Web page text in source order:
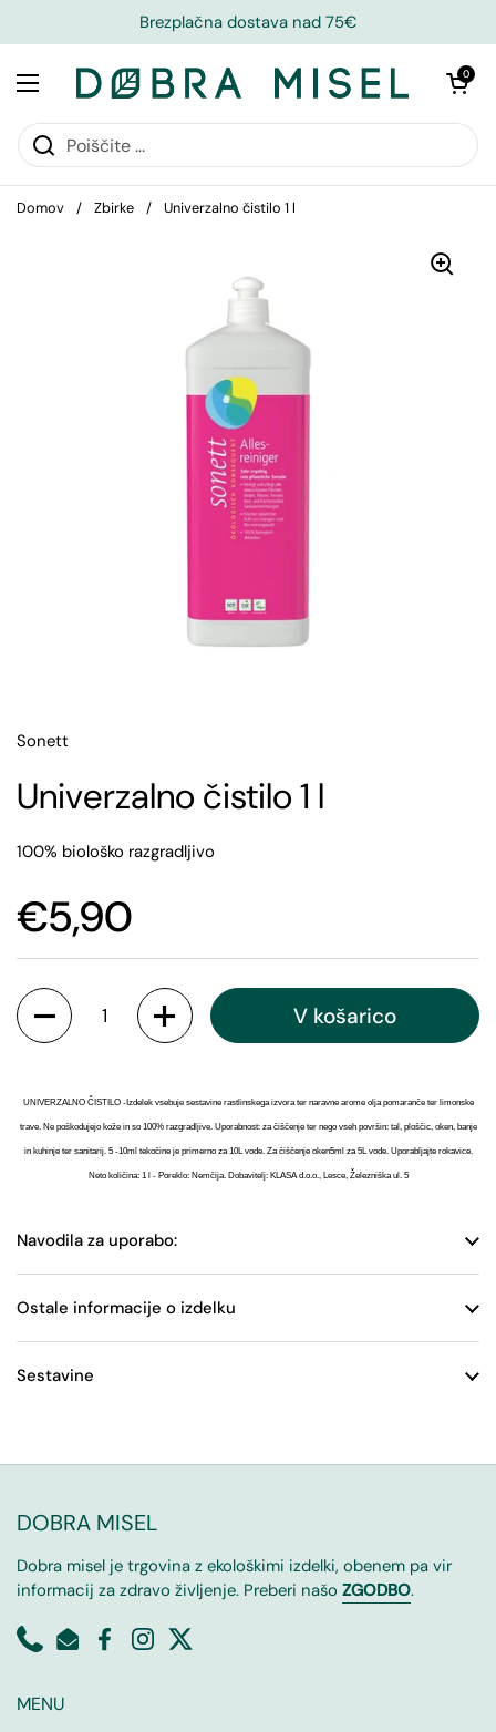
Brezplačna dostava nad 75€
Odpri0
Domov / Zbirke / Univerzalno čistilo 1 l
Sonett
Univerzalno čistilo 1 l
100% biološko razgradljivo
€5,90
V košarico
UNIVERZALNO ČISTILO -Izdelek vsebuje sestavine rastlinskega izvora ter naravne arome olja pomaranče ter limonske
trave. Ne poškodujejo kože in so 100% razgradljive. Uporabnost: za čiščenje ter nego vseh površin: tal, ploščic, oken, banje
in kuhinje ter sanitarij. 5 -10ml tekočine je primerno za 10L vode. Za čiščenje oken5ml za 5L vode. Uporabljajte rokavice.
Neto količina: 1 l - Poreklo: Nemčija. Dobavitelj: KLASA d.o.o., Lesce, Železniška ul. 5
Navodila za uporabo:
Ostale informacije o izdelku
Sestavine
DOBRA MISEL
Dobra misel je trgovina z ekološkimi izdelki, obenem pa vir
informacij za zdravo življenje. Preberi našo ZGODBO.
MENU